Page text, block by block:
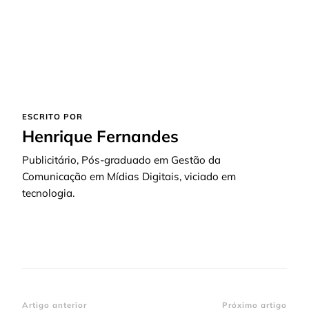
ESCRITO POR
Henrique Fernandes
Publicitário, Pós-graduado em Gestão da
Comunicação em Mídias Digitais, viciado em
tecnologia.
Artigo anterior Próximo artigo